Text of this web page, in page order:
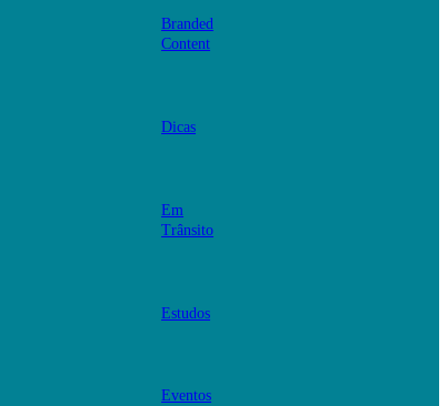
Branded
Content
Dicas
Em
Trânsito
Estudos
Eventos